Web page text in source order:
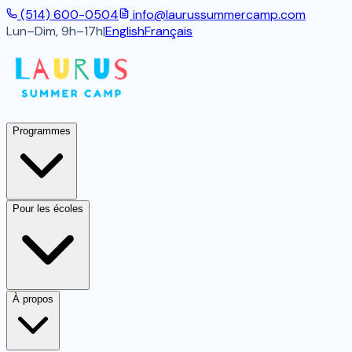
(514) 600-0504
info@laurussummercamp.com
Lun–Dim, 9h–17h|EnglishFrançais
Programmes
Pour les écoles
À propos